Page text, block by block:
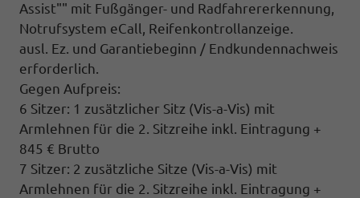
Assist"" mit Fußgänger- und Radfahrererkennung,
Notrufsystem eCall, Reifenkontrollanzeige.
ausl. Ez. und Garantiebeginn / Endkundennachweis
erforderlich.
Gegen Aufpreis:
6 Sitzer: 1 zusätzlicher Sitz (Vis-a-Vis) mit
Armlehnen für die 2. Sitzreihe inkl. Eintragung +
845 € Brutto
7 Sitzer: 2 zusätzliche Sitze (Vis-a-Vis) mit
Armlehnen für die 2. Sitzreihe inkl. Eintragung +